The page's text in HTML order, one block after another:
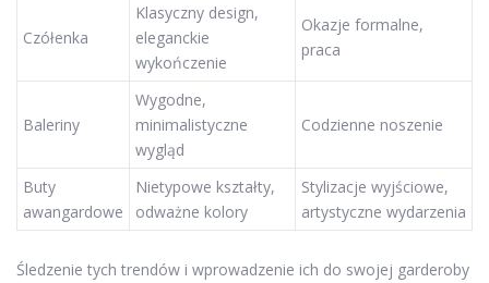
Czółenka
Klasyczny design,
eleganckie
wykończenie
Okazje formalne,
praca
Baleriny
Wygodne,
minimalistyczne
wygląd
Codzienne noszenie
Buty
awangardowe
Nietypowe kształty,
odważne kolory
Stylizacje wyjściowe,
artystyczne wydarzenia
Śledzenie tych trendów i wprowadzenie ich do swojej garderoby